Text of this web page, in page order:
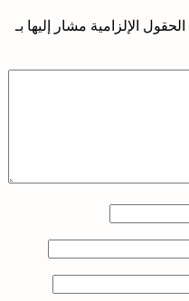
الحقول الإلزامية مشار إليها بـ